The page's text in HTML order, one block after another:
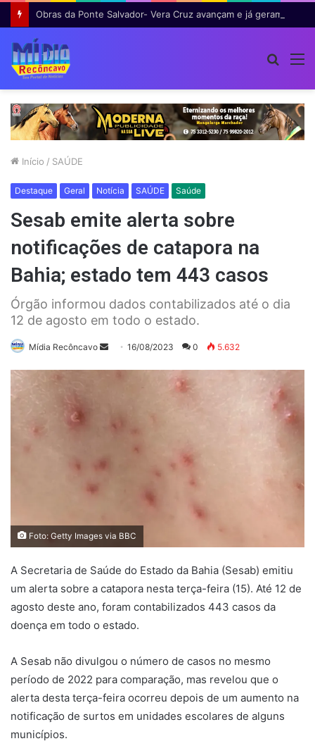
Início / SAÚDE
Destaque Geral Notícia SAÚDE Saúde
Sesab emite alerta sobre
notificações de catapora na
Bahia; estado tem 443 casos
Órgão informou dados contabilizados até o dia
12 de agosto em todo o estado.
Mídia Recôncavo
Mande16/08/2023 0 5.632
Foto: Getty Images via BBC
A Secretaria de Saúde do Estado da Bahia (Sesab) emitiu
um alerta sobre a catapora nesta terça-feira (15). Até 12 de
agosto deste ano, foram contabilizados 443 casos da
doença em todo o estado.
A Sesab não divulgou o número de casos no mesmo
período de 2022 para comparação, mas revelou que o
alerta desta terça-feira ocorreu depois de um aumento na
notificação de surtos em unidades escolares de alguns
municípios.